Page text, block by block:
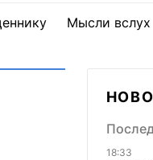
Мысли вслух
18:33